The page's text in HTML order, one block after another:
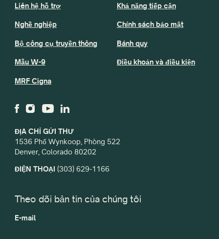
ĐỊA CHỈ GỬI THƯ
1536 Phố Wynkoop, Phòng 522
Denver, Colorado 80202
ĐIỆN THOẠI (303) 629-1166
Liên hệ hỗ trợ
Nghề nghiệp
Bộ công cụ truyền thông
Mẫu W-9
MRF Cigna
Khả năng tiếp cận
Chính sách bảo mật
Bánh quy
Điều khoản và điều kiện
Theo dõi bản tin của chúng tôi
E-mail